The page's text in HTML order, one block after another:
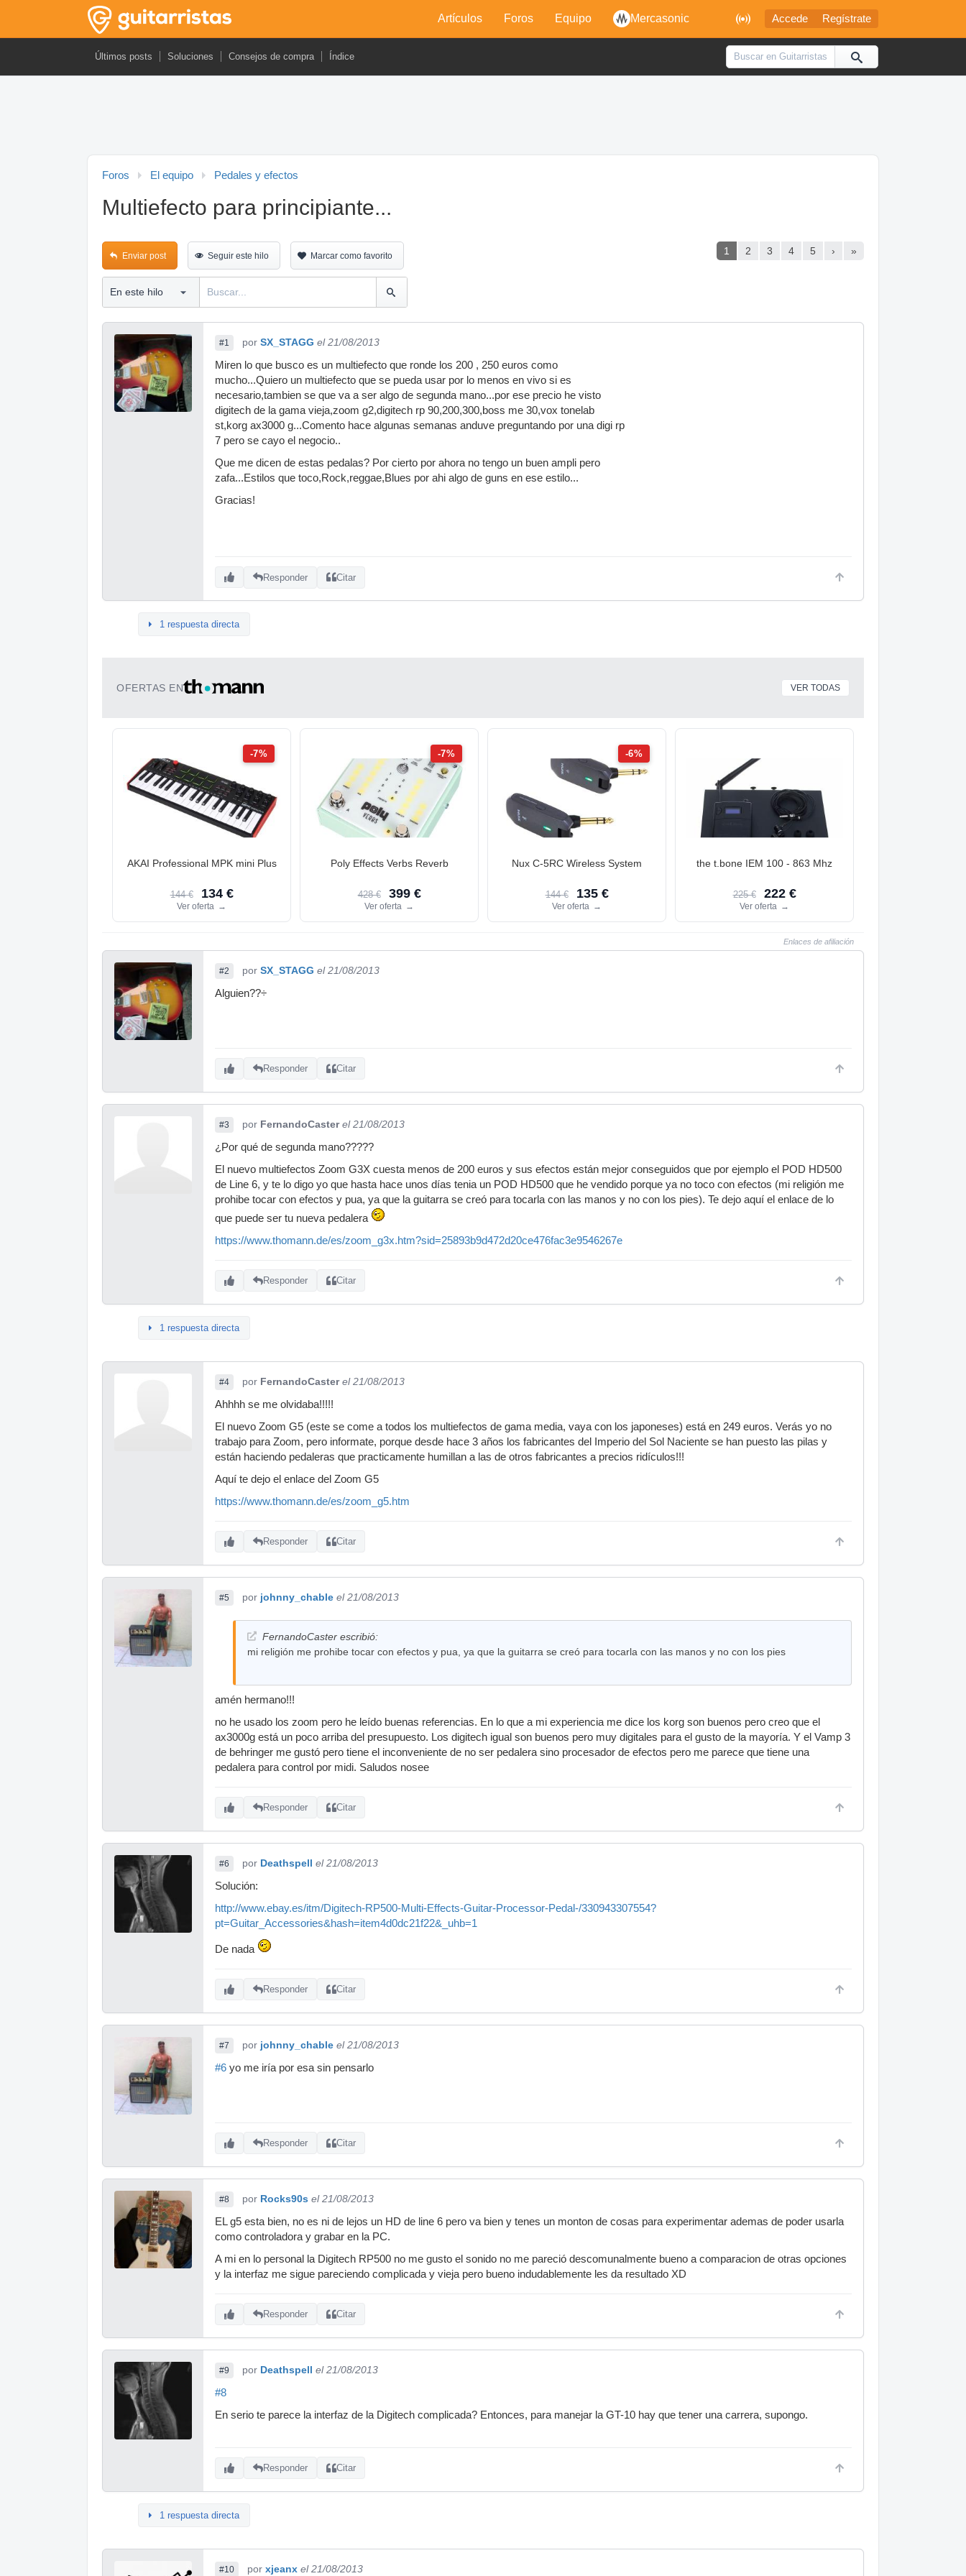
 Accede Regístrate
Artículos Foros Equipo Mercasonic
Últimos posts Soluciones Consejos de compra Índice
Foros El equipo Pedales y efectos
Multiefecto para principiante...
1 2 3 4 5 › »
Enviar post Seguir este hilo Marcar como favorito
#1 por SX_STAGG el 21/08/2013
Miren lo que busco es un multiefecto que ronde los 200 , 250 euros como
mucho...Quiero un multiefecto que se pueda usar por lo menos en vivo si es
necesario,tambien se que va a ser algo de segunda mano...por ese precio he visto
digitech de la gama vieja,zoom g2,digitech rp 90,200,300,boss me 30,vox tonelab
st,korg ax3000 g...Comento hace algunas semanas anduve preguntando por una digi rp
7 pero se cayo el negocio..
Que me dicen de estas pedalas? Por cierto por ahora no tengo un buen ampli pero
zafa...Estilos que toco,Rock,reggae,Blues por ahi algo de guns en ese estilo...
Gracias!
Responder Citar
1 respuesta directa
OFERTAS EN VER TODAS
-7%
AKAI Professional MPK mini Plus
144 € 134 €
Ver oferta →
-7%
Poly Effects Verbs Reverb
428 € 399 €
Ver oferta →
-6%
Nux C-5RC Wireless System
144 € 135 €
Ver oferta →
the t.bone IEM 100 - 863 Mhz
225 € 222 €
Ver oferta →
Enlaces de afiliación
#2 por SX_STAGG el 21/08/2013
Alguien??÷
Responder Citar
#3 por FernandoCaster el 21/08/2013
¿Por qué de segunda mano?????
El nuevo multiefectos Zoom G3X cuesta menos de 200 euros y sus efectos están mejor conseguidos que por ejemplo el POD HD500
de Line 6, y te lo digo yo que hasta hace unos días tenia un POD HD500 que he vendido porque ya no toco con efectos (mi religión me
prohibe tocar con efectos y pua, ya que la guitarra se creó para tocarla con las manos y no con los pies). Te dejo aquí el enlace de lo
que puede ser tu nueva pedalera
https://www.thomann.de/es/zoom_g3x.htm?sid=25893b9d472d20ce476fac3e9546267e
Responder Citar
1 respuesta directa
#4 por FernandoCaster el 21/08/2013
Ahhhh se me olvidaba!!!!!
El nuevo Zoom G5 (este se come a todos los multiefectos de gama media, vaya con los japoneses) está en 249 euros. Verás yo no
trabajo para Zoom, pero informate, porque desde hace 3 años los fabricantes del Imperio del Sol Naciente se han puesto las pilas y
están haciendo pedaleras que practicamente humillan a las de otros fabricantes a precios ridículos!!!
Aquí te dejo el enlace del Zoom G5
https://www.thomann.de/es/zoom_g5.htm
Responder Citar
#5 por johnny_chable el 21/08/2013
FernandoCaster escribió:
mi religión me prohibe tocar con efectos y pua, ya que la guitarra se creó para tocarla con las manos y no con los pies
amén hermano!!!
no he usado los zoom pero he leído buenas referencias. En lo que a mi experiencia me dice los korg son buenos pero creo que el
ax3000g está un poco arriba del presupuesto. Los digitech igual son buenos pero muy digitales para el gusto de la mayoría. Y el Vamp 3
de behringer me gustó pero tiene el inconveniente de no ser pedalera sino procesador de efectos pero me parece que tiene una
pedalera para control por midi. Saludos nosee
Responder Citar
#6 por Deathspell el 21/08/2013
Solución:
http://www.ebay.es/itm/Digitech-RP500-Multi-Effects-Guitar-Processor-Pedal-/330943307554?
pt=Guitar_Accessories&hash=item4d0dc21f22&_uhb=1
De nada
Responder Citar
#7 por johnny_chable el 21/08/2013
#6 yo me iría por esa sin pensarlo
Responder Citar
#8 por Rocks90s el 21/08/2013
EL g5 esta bien, no es ni de lejos un HD de line 6 pero va bien y tenes un monton de cosas para experimentar ademas de poder usarla
como controladora y grabar en la PC.
A mi en lo personal la Digitech RP500 no me gusto el sonido no me pareció descomunalmente bueno a comparacion de otras opciones
y la interfaz me sigue pareciendo complicada y vieja pero bueno indudablemente les da resultado XD
Responder Citar
#9 por Deathspell el 21/08/2013
#8
En serio te parece la interfaz de la Digitech complicada? Entonces, para manejar la GT-10 hay que tener una carrera, supongo.
Responder Citar
1 respuesta directa
#10 por xjeanx el 21/08/2013